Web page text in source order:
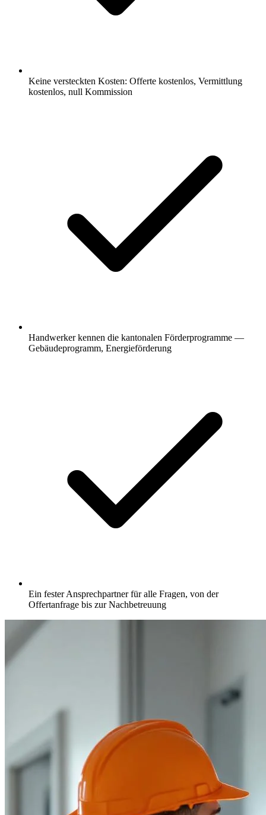
Keine versteckten Kosten: Offerte kostenlos, Vermittlung
kostenlos, null Kommission
Handwerker kennen die kantonalen Förderprogramme —
Gebäudeprogramm, Energieförderung
Ein fester Ansprechpartner für alle Fragen, von der
Offertanfrage bis zur Nachbetreuung